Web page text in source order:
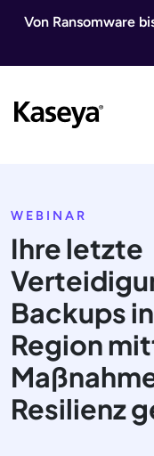
Von Ransomware
WEBINAR
Ihre letzte
Backups
Region
Resilienz